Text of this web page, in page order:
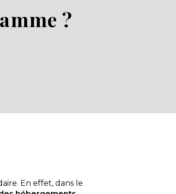
En effet, dans le
?